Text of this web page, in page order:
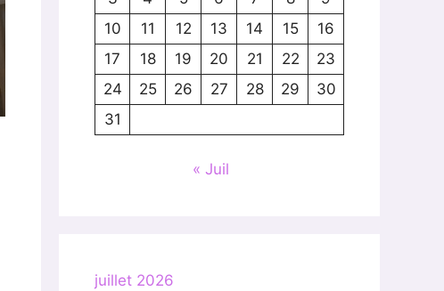
10
11 12 13 14 15
16
17
18 19 20 21 22
23
24
25 26 27 28 29
30
31
« Juil
juillet 2026